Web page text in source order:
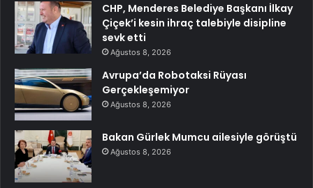
CHP, Menderes Belediye Başkanı İlkay
Çiçek’i kesin ihraç talebiyle disipline
sevk etti
Ağustos 8, 2026
Avrupa’da Robotaksi Rüyası
Gerçekleşemiyor
Ağustos 8, 2026
Bakan Gürlek Mumcu ailesiyle görüştü
Ağustos 8, 2026